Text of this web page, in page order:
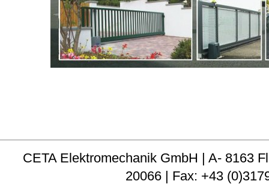
CETA Elektromechanik GmbH | A- 8163
20066 | Fax: +43